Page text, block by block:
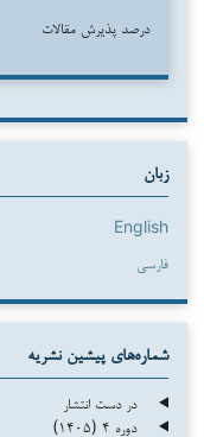
درصد پذیرش مقالات
زبان
English
فارسی
شماره‌های پیشین نشریه
در دست انتشار
دوره ۴ (۱۴۰۵)